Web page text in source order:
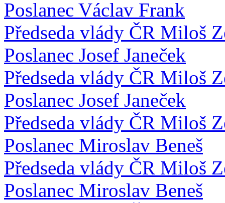
Poslanec Václav Frank
Předseda vlády ČR Miloš
Poslanec Josef Janeček
Předseda vlády ČR Miloš
Poslanec Josef Janeček
Předseda vlády ČR Miloš
Poslanec Miroslav Beneš
Předseda vlády ČR Miloš
Poslanec Miroslav Beneš